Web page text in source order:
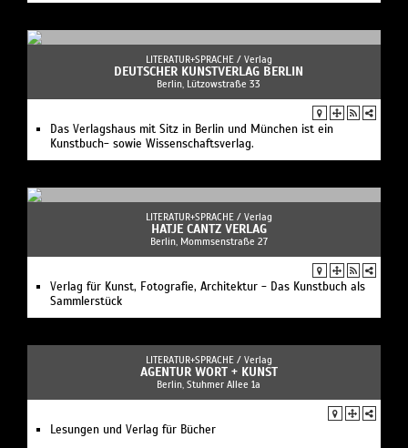
LITERATUR+SPRACHE / Verlag
DEUTSCHER KUNSTVERLAG BERLIN
Berlin, Lützowstraße 33
Das Verlagshaus mit Sitz in Berlin und München ist ein
Kunstbuch- sowie Wissenschaftsverlag.
LITERATUR+SPRACHE / Verlag
HATJE CANTZ VERLAG
Berlin, Mommsenstraße 27
Verlag für Kunst, Fotografie, Architektur - Das Kunstbuch als
Sammlerstück
LITERATUR+SPRACHE / Verlag
AGENTUR WORT + KUNST
Berlin, Stuhmer Allee 1a
Lesungen und Verlag für Bücher